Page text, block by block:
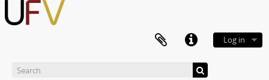
Log in